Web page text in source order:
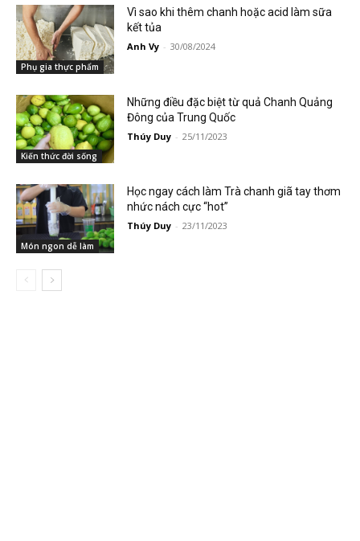
Phụ gia thực phẩm
Vì sao khi thêm chanh hoặc acid làm sữa
kết tủa
Anh Vy - 30/08/2024
Kiến thức đời sống
Những điều đặc biệt từ quả Chanh Quảng
Đông của Trung Quốc
Thúy Duy - 25/11/2023
Món ngon dễ làm
Học ngay cách làm Trà chanh giã tay thơm
nhức nách cực “hot”
Thúy Duy - 23/11/2023